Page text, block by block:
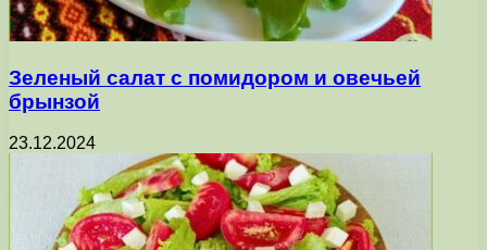
Зеленый салат с помидором и овечьей
брынзой
23.12.2024